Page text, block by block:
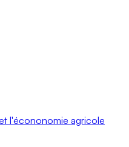
l'écononomie agricole